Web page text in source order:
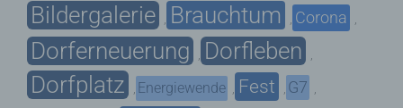
Bildergalerie , Brauchtum , Corona ,
Dorferneuerung , Dorfleben ,
Dorfplatz , Energiewende , Fest , G7 ,